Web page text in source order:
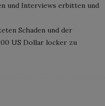
und Interviews erbitten und
Schaden und der
US Dollar locker zu